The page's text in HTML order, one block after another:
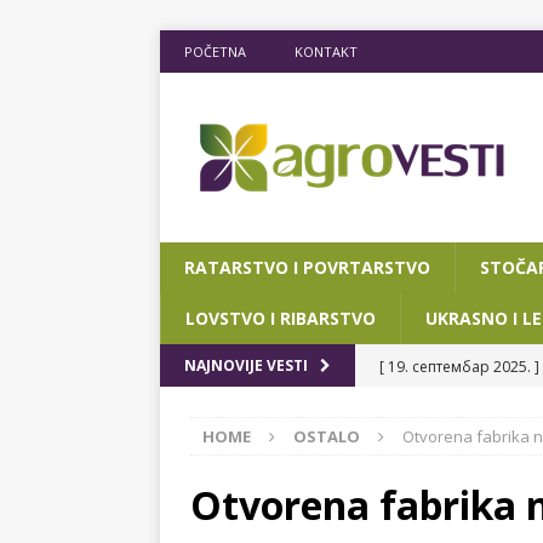
POČETNA KONTAKT
RATARSTVO I POVRTARSTVO
LOVSTVO I RIBARSTVO UKRASNO I
NAJNOVIJE VESTI [ 19. септембар 2025. ]
[ 15. мај 2025. ] JOŠ
[ 12. март 2025. ]
HOME OSTALO Otvorena fabrika
Otvorena fabrika